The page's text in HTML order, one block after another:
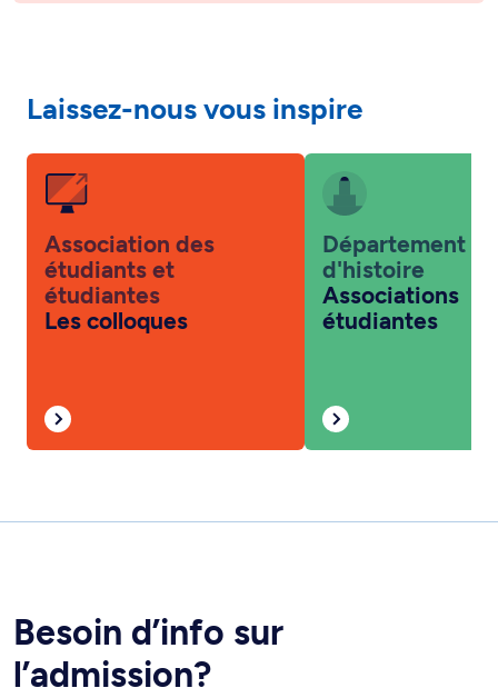
Laissez-nous vous inspire
Association des
étudiants et
étudiantes
Les colloques
Département
d'histoire
Associations
étudiantes
Besoin d’info sur
l’admission?